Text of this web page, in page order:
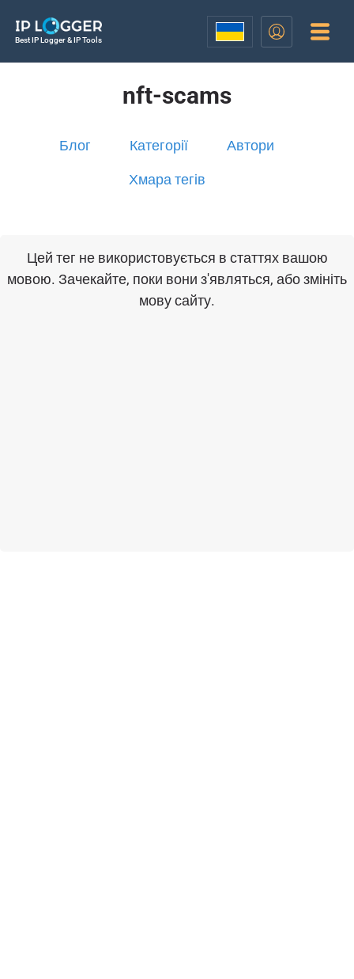
Best IP Logger & IP Tools
nft-scams
Блог Категорії Автори
Хмара тегів